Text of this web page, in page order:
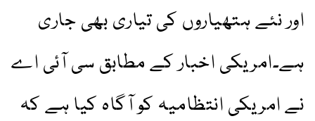
اور نئے ہتھیاروں کی تیاری بھی جاری
ہے۔امریکی اخبار کے مطابق سی آئی اے
نے امریکی انتظامیہ کو آگاہ کیا ہے کہ